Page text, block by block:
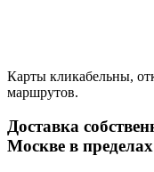
Карты кликабельны,
маршрутов.
Доставка
Москве в